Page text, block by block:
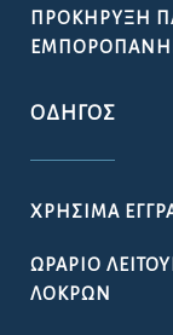
ΠΡΟΚΉΡΥΞΗ
ΟΔΗΓΌΣ
ΧΡΉΣΙΜΑ
ΩΡΆΡΙΟ
ΛΟΚΡΏΝ